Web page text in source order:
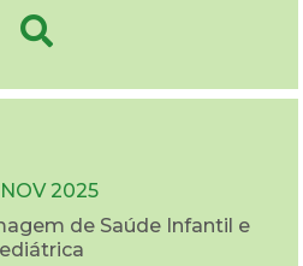
2025
de Saúde Infantil e